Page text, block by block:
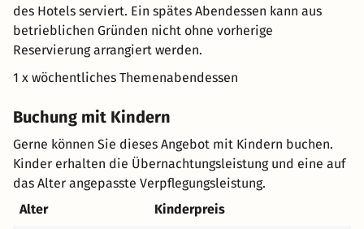
des Hotels serviert. Ein spätes Abendessen kann aus
betrieblichen Gründen nicht ohne vorherige
Reservierung arrangiert werden.
1 x wöchentliches Themenabendessen
Buchung mit Kindern
Gerne können Sie dieses Angebot mit Kindern buchen.
Kinder erhalten die Übernachtungsleistung und eine auf
das Alter angepasste Verpflegungsleistung.
Alter
Kinderpreis